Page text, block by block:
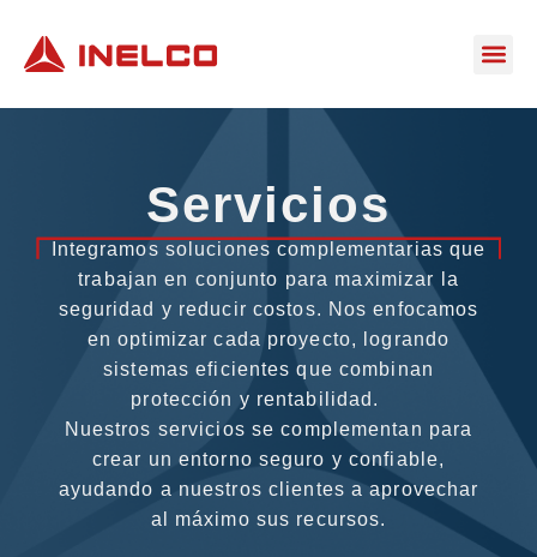
Servicios
Integramos soluciones complementarias que
trabajan en conjunto para maximizar la
seguridad y reducir costos. Nos enfocamos
en optimizar cada proyecto, logrando
sistemas eficientes que combinan
protección y rentabilidad.
Nuestros servicios se complementan para
crear un entorno seguro y confiable,
ayudando a nuestros clientes a aprovechar
al máximo sus recursos.